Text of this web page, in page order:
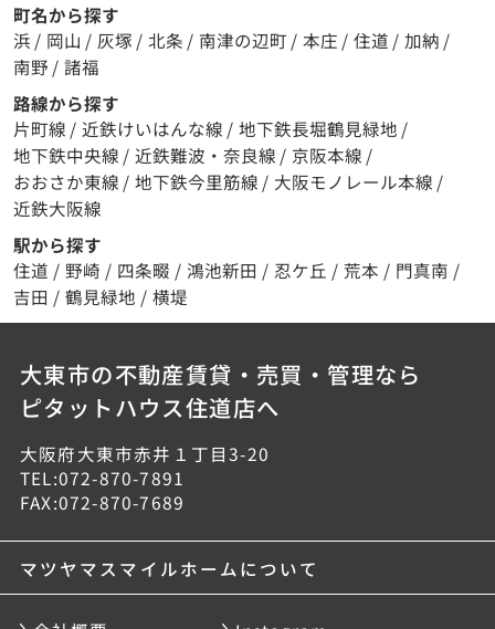
町名から探す
浜 / 岡山 / 灰塚 / 北条 / 南津の辺町 / 本庄 / 住道 / 加納 /
南野 / 諸福
路線から探す
片町線 / 近鉄けいはんな線 / 地下鉄長堀鶴見緑地 /
地下鉄中央線 / 近鉄難波・奈良線 / 京阪本線 /
おおさか東線 / 地下鉄今里筋線 / 大阪モノレール本線 /
近鉄大阪線
駅から探す
住道 / 野崎 / 四条畷 / 鴻池新田 / 忍ケ丘 / 荒本 / 門真南 /
吉田 / 鶴見緑地 / 横堤
大東市の不動産賃貸・売買・管理なら
ピタットハウス住道店へ
大阪府大東市赤井１丁目3-20
TEL:072-870-7891
FAX:072-870-7689
マツヤマスマイルホームについて